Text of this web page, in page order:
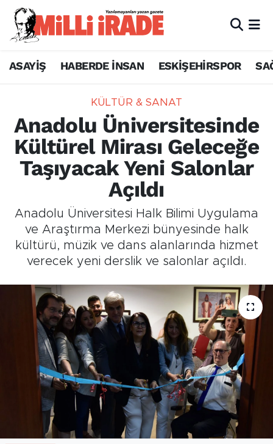
ASAYİŞ HABERDE İNSAN ESKİŞEHİRSPOR
KÜLTÜR & SANAT
Anadolu Üniversitesinde
Kültürel Mirası Geleceğe
Taşıyacak Yeni Salonlar
Açıldı
Anadolu Üniversitesi Halk Bilimi Uygulama
ve Araştırma Merkezi bünyesinde halk
kültürü, müzik ve dans alanlarında hizmet
verecek yeni derslik ve salonlar açıldı.